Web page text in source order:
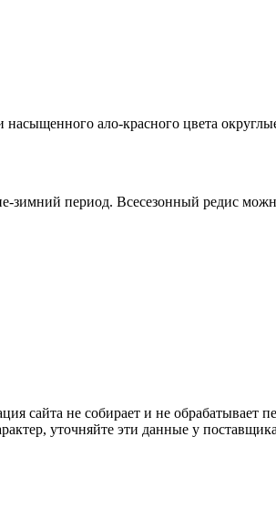
ало-красного цвета
зимний период. Всесезонный редис
сайта не собирает и не обрабатывает
уточняйте эти данные у